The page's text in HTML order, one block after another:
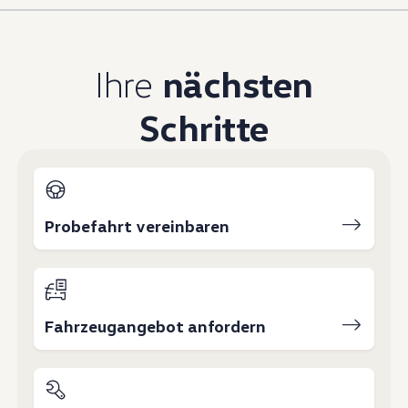
Magazin
Elektromobilität
Volkswagen R
Pannen- und Unfallhilfe
Volkswagen Kundenbetreuung
Ihre nächsten
Schritte
Probefahrt vereinbaren
Fahrzeugangebot anfordern